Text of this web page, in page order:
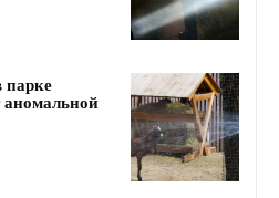
парке
аномальной